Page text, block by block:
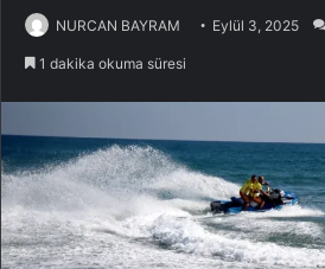
NURCAN BAYRAM Eylül 3, 2025
1 dakika okuma süresi